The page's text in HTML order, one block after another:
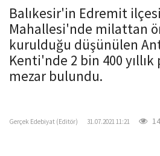
n
Balıkesir'in Edremit
Mahallesi'nde milattan
kurulduğu düşünülen
Kenti'nde 2 bin 400
mezar bulundu.
Gerçek Edebiyat (Editör) 31.07.2021 11:21